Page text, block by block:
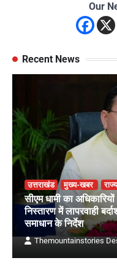
Our
Recent News
उत्तराखंड मुख्य-खबर राज्य
सीएम धामी का
निस्तारण में लापरवाही
समाधान के निर्देश
Themountainstories